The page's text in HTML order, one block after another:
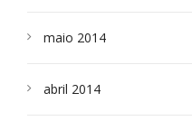
maio 2014
abril 2014